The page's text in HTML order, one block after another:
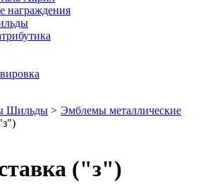
награждения
Шильды > Эмблемы металлические
("з")